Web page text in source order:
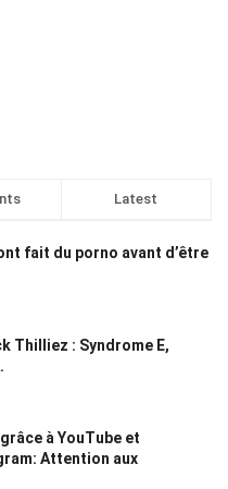
Latest
fait du porno avant d’être
Thilliez : Syndrome E,
à YouTube et
Attention aux